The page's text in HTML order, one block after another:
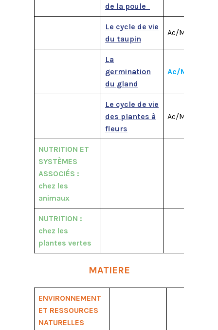
de la poule
Le cycle de vie
du taupin
Ac/M1
La
germination
du gland
Ac/M1
Le cycle de vie
des plantes à
fleurs
Ac/M1
NUTRITION ET
SYSTÈMES
ASSOCIÉS :
chez les
animaux
NUTRITION :
chez les
plantes vertes
MATIERE
ENVIRONNEMENT
ET RESSOURCES
NATURELLES